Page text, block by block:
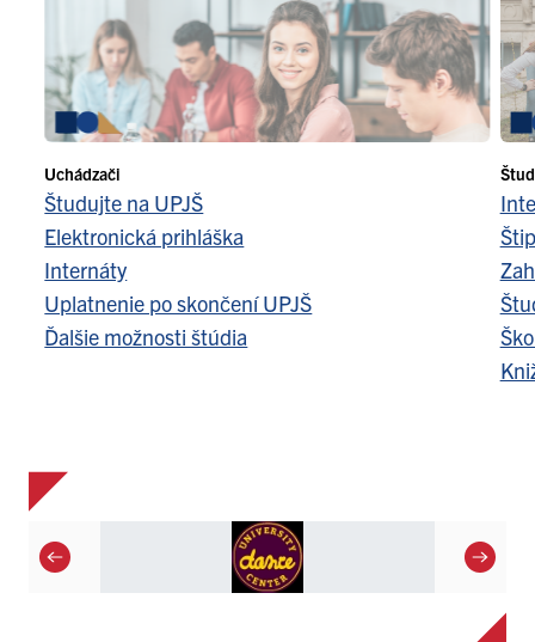
Uchádzači
Študujte na UPJŠ
Elektronická prihláška
Internáty
Uplatnenie po skončení UPJŠ
Ďalšie možnosti štúdia